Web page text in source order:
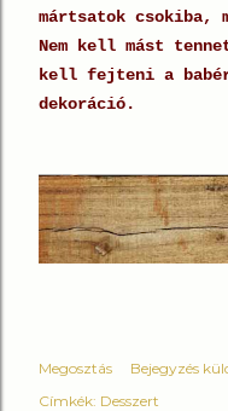
mártsatok csokiba,
Nem kell mást
kell fejteni a
dekoráció.
Megosztás
Bejegyzés
Címkék: Desszert